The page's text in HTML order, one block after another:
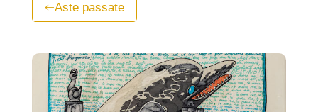
Aste passate